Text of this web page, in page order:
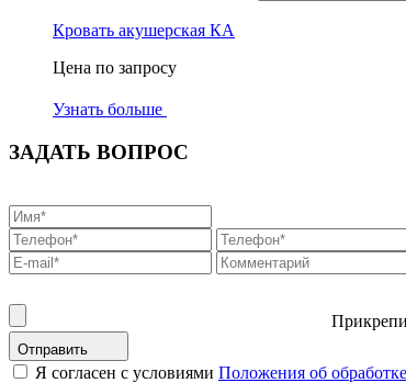
Кровать акушерская КА
Цена по запросу
Узнать больше
ЗАДАТЬ ВОПРОС
Отправить
Я согласен с условиями Положения об